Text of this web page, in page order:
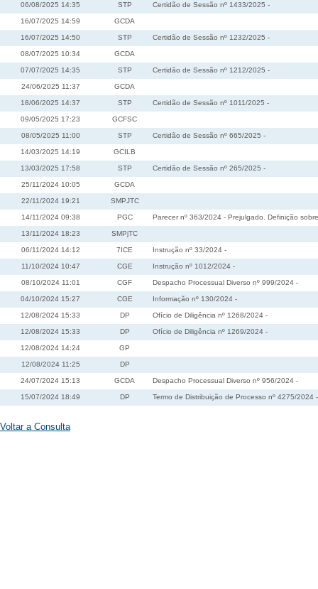
06/08/2025 14:35 STP Certidão de Sessão nº 1433/2025 -
16/07/2025 14:59 GCDA
16/07/2025 14:50 STP Certidão de Sessão nº 1232/2025 -
08/07/2025 10:34 GCDA
07/07/2025 14:35 STP Certidão de Sessão nº 1212/2025 -
24/06/2025 11:37 GCDA
18/06/2025 14:37 STP Certidão de Sessão nº 1011/2025 -
09/05/2025 17:23 GCFSC
08/05/2025 11:00 STP Certidão de Sessão nº 665/2025 -
14/03/2025 14:19 GCILB
13/03/2025 17:58 STP Certidão de Sessão nº 265/2025 -
25/11/2024 10:05 GCDA
22/11/2024 19:21 SMPJTC
14/11/2024 09:38 PGC Parecer nº 363/2024 - Prejulgado. Definição
13/11/2024 18:23 SMPjTC
06/11/2024 14:12 7ICE Instrução nº 33/2024 -
11/10/2024 10:47 CGE Instrução nº 1012/2024 -
08/10/2024 11:01 CGF Despacho Processual Diverso nº 999/2024 -
04/10/2024 15:27 CGE Informação nº 130/2024 -
12/08/2024 15:33 DP Ofício de Diligência nº 1268/2024 -
12/08/2024 15:33 DP Ofício de Diligência nº 1269/2024 -
12/08/2024 14:24 GP
12/08/2024 11:25 DP
24/07/2024 15:13 GCDA Despacho Processual Diverso nº 956/2024 -
15/07/2024 18:49 DP Termo de Distribuição de Processo nº 4275/2024 -
Voltar a Consulta